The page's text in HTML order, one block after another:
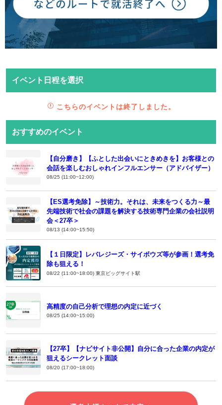
イベント日程を選択
こちらのイベントは終了しました。
おすすめのイベント
【自分磨き】【ふとした出会いにときめきを】お客様との
会話を楽しむおしゃれインフルエンサー（アドバイザー）
08/25 (11:00~12:00)
【ES選考免除】～技術力。それは、未来をつくる力～最
先端技術で社会の課題を解決する技術専門企業の会社説明
会＜27卒＞
08/13 (14:00~15:50)
【１日限定】レバレジーズ・サイボウズ等が参画！選考免
除も狙える！
08/22 (11:00~18:00) 東京ビッグサイト駅
高精度の自己分析で理想の内定に近づく
08/25 (14:00~15:00)
【27卒】【ナビサイト非公開】自分に合った企業の内定が
狙えるシークレット面談
08/20 (17:00~18:00)